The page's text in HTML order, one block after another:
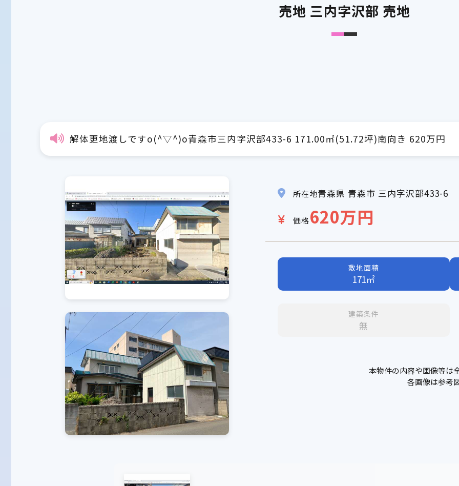
売地 三内字沢部 売地
解体更地渡しですo(^▽^)o青森市三内字沢部433-6 171.00㎡(51.72坪)南向き 620万円
所在地青森県 青森市 三内字沢部433-6
価格620万円
敷地面積
171㎡
建築条件
無
本物件の内容や画像等は
各画像は参考